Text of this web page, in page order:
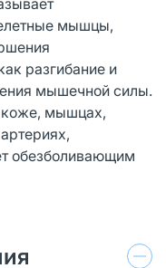
мышцы,
разгибание и
мышечной силы.
коже, мышцах,
обезболивающим